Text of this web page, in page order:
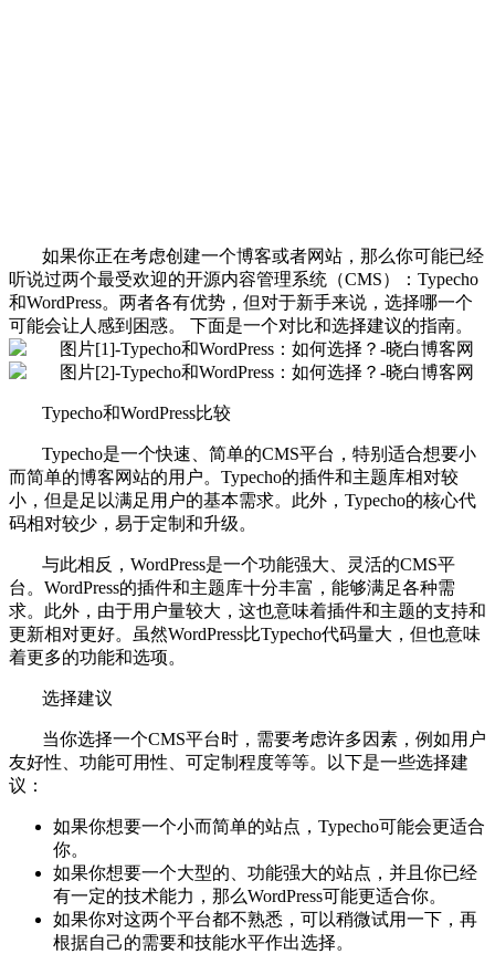
如果你正在考虑创建一个博客或者网站，那么你可能已经
听说过两个最受欢迎的开源内容管理系统（CMS）：Typecho
和WordPress。两者各有优势，但对于新手来说，选择哪一个
可能会让人感到困惑。 下面是一个对比和选择建议的指南。
Typecho和WordPress比较
Typecho是一个快速、简单的CMS平台，特别适合想要小
而简单的博客网站的用户。Typecho的插件和主题库相对较
小，但是足以满足用户的基本需求。此外，Typecho的核心代
码相对较少，易于定制和升级。
与此相反，WordPress是一个功能强大、灵活的CMS平
台。WordPress的插件和主题库十分丰富，能够满足各种需
求。此外，由于用户量较大，这也意味着插件和主题的支持和
更新相对更好。虽然WordPress比Typecho代码量大，但也意味
着更多的功能和选项。
选择建议
当你选择一个CMS平台时，需要考虑许多因素，例如用户
友好性、功能可用性、可定制程度等等。以下是一些选择建
议：
如果你想要一个小而简单的站点，Typecho可能会更适合
你。
如果你想要一个大型的、功能强大的站点，并且你已经
有一定的技术能力，那么WordPress可能更适合你。
如果你对这两个平台都不熟悉，可以稍微试用一下，再
根据自己的需要和技能水平作出选择。